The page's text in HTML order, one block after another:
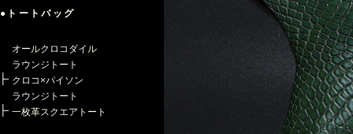
●トートバッグ
オールクロコダイル
ラウンジトート
クロコ×パイソン
ラウンジトート
一枚革スクエアトート